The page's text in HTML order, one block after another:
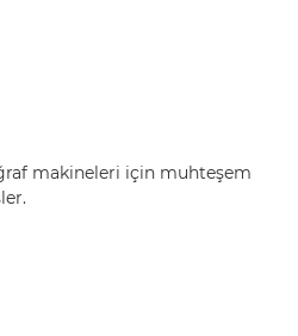
makineleri için muhteşem